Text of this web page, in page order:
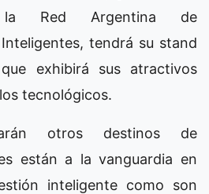
Red Argentina de
tendrá su stand
exhibirá sus atractivos
tecnológicos.
otros destinos de
están a la vanguardia en
inteligente como son